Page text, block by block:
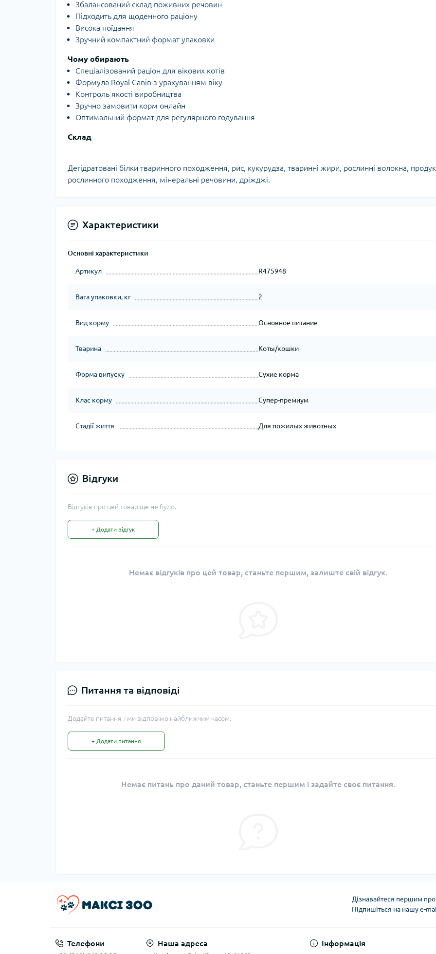
Збалансований склад поживних речовин
Підходить для щоденного раціону
Висока поїдання
Зручний компактний формат упаковки
Чому обирають
Спеціалізований раціон для вікових котів
Формула Royal Canin з урахуванням віку
Контроль якості виробництва
Зручно замовити корм онлайн
Оптимальний формат для регулярного годування
Склад
Дегідратовані білки тваринного походження, рис, кукурудза, тваринні жири, рослинні волокна,
рослинного походження, мінеральні речовини, дріжджі.
Характеристики
Основні характеристики
Артикул R475948
Вага упаковки, кг 2
Вид корму Основное питание
Тварина Коты/кошки
Форма випуску Сухие корма
Клас корму Супер-премиум
Стадії життя Для пожилых животных
Відгуки
Відгуків про цей товар ще не було.
+ Додати відгук
Немає відгуків про цей товар, станьте першим, залиште свій відгук.
Питання та відповіді
Додайте питання, і ми відповімо найближчим часом.
+ Додати питання
Немає питань про даний товар, станьте першим і задайте своє питання.
Дізнавайтеся першим про
Підпишіться на нашу e-
Телефони Наша адреса Інформація